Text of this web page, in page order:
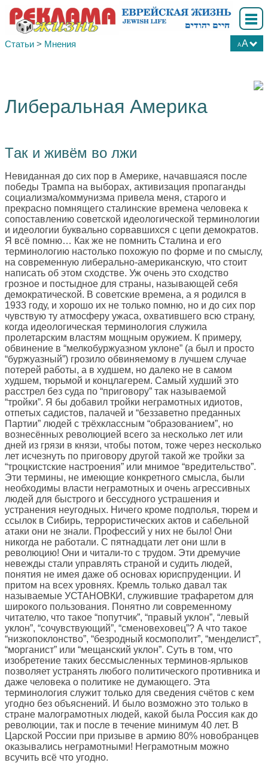
AA
Статьи > Мнения
Либеральная Америка
Tак и живём во лжи
Невиданная до сих пор в Америке, начавшаяся после
победы Трампа на выборах, активизация пропаганды
социализма/коммунизма привела меня, старого и
прекрасно помнящего сталинские времена человека к
сопоставлению советской идеологической терминологии
и идеологии буквально сорвавшихся с цепи демократов.
Я всё помню… Как же не помнить Сталина и его
терминологию настолько похожую по форме и по смыслу,
на современную либерально-американскую, что стоит
написать об этом сходстве. Уж очень это сходство
грозное и постыдное для страны, называющей себя
демократической. В советские времена, а я родился в
1933 году, и хорошо их не только помню, но и до сих пор
чувствую ту атмосферу ужаса, охватившего всю страну,
когда идеологическая терминология служила
пролетарским властям мощным оружием. К примеру,
обвинение в “мелкобуржуазном уклоне” (а был и просто
“буржуазный”) грозило обвиняемому в лучшем случае
потерей работы, а в худшем, но далеко не в самом
худшем, тюрьмой и концлагерем. Самый худший это
расстрел без суда по “приговору” так называемой
“тройки”. Я бы добавил тройки неграмотных идиотов,
отпетых садистов, палачей и “беззаветно преданных
Партии” людей с трёхклассным “образованием”, но
вознесённых революцией всего за несколько лет или
дней из грязи в князи, чтобы потом, тоже через несколько
лет исчезнуть по приговору другой такой же тройки за
“троцкистские настроения” или мнимое “вредительство”.
Эти термины, не имеющие конкретного смысла, были
необходимы власти неграмотных и очень агрессивных
людей для быстрого и бессудного устрашения и
устранения неугодных. Ничего кроме подполья, тюрем и
ссылок в Сибирь, террористических актов и сабельной
атаки они не знали. Профессий у них не было! Они
никогда не работали. С пятнадцати лет они шли в
революцию! Они и читали-то с трудом. Эти дремучие
невежды стали управлять страной и судить людей,
понятия не имея даже об основах юриспруденции. И
притом на всех уровнях. Кремль только давал так
называемые УСТАНОВКИ, служившие трафаретом для
широкого пользования. Понятно ли современному
читателю, что такое “попутчик”, “правый уклон”, “левый
уклон”, “сочувствующий”, “сменовеховец”? А что такое
“низкопоклонство”, “безродный космополит”, “менделист”,
“морганист” или “мещанский уклон”. Суть в том, что
изобретение таких бессмысленных терминов-ярлыков
позволяет устранять любого политического противника и
даже человека о политике не думающего. Эта
терминология служит только для сведения счётов с кем
угодно без объяснений. И было возможно это только в
стране малограмотных людей, какой была Россия как до
революции, так и после в течение минимум 40 лет. В
Царской России при призыве в армию 80% новобранцев
оказывались неграмотными! Неграмотным можно
всучить всё что угодно.